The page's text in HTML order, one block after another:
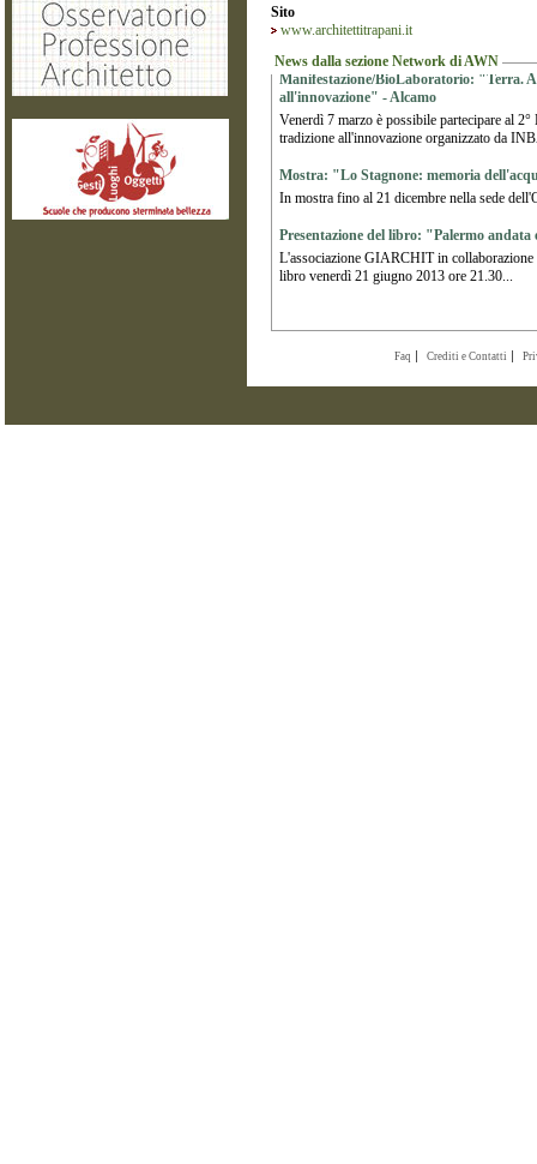
Sito
www.architettitrapani.it
News dalla sezione Network di AWN
Manifestazione/BioLaboratorio: "Terra.
all'innovazione" - Alcamo
Venerdì 7 marzo è possibile partecipare al
tradizione all'innovazione organizzato da
Mostra: "Lo Stagnone: memoria
In mostra fino al 21 dicembre nella sede
Presentazione del libro: "Palermo
L'associazione GIARCHIT in
libro venerdì 21 giugno 2013 ore 21.30...
Faq Crediti e Contatti